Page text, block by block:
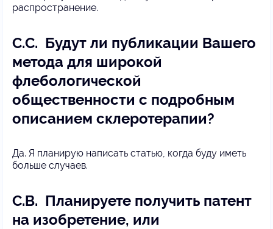
распространение.
С.С. Будут ли публикации Вашего
метода для широкой
флебологической
общественности с подробным
описанием склеротерапии?
Да. Я планирую написать статью, когда буду иметь
больше случаев.
С.В. Планируете получить патент
на изобретение, или